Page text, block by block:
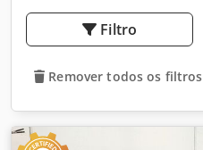
Filtro
Remover todos os filtros